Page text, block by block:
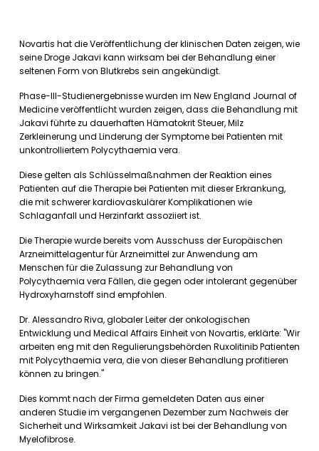
Novartis hat die Veröffentlichung der klinischen Daten zeigen, wie
seine Droge Jakavi kann wirksam bei der Behandlung einer
seltenen Form von Blutkrebs sein angekündigt.
Phase-III-Studienergebnisse wurden im New England Journal of
Medicine veröffentlicht wurden zeigen, dass die Behandlung mit
Jakavi führte zu dauerhaften Hämatokrit Steuer, Milz
Zerkleinerung und Linderung der Symptome bei Patienten mit
unkontrolliertem Polycythaemia vera.
Diese gelten als Schlüsselmaßnahmen der Reaktion eines
Patienten auf die Therapie bei Patienten mit dieser Erkrankung,
die mit schwerer kardiovaskulärer Komplikationen wie
Schlaganfall und Herzinfarkt assoziiert ist.
Die Therapie wurde bereits vom Ausschuss der Europäischen
Arzneimittelagentur für Arzneimittel zur Anwendung am
Menschen für die Zulassung zur Behandlung von
Polycythaemia vera Fällen, die gegen oder intolerant gegenüber
Hydroxyharnstoff sind empfohlen.
Dr. Alessandro Riva, globaler Leiter der onkologischen
Entwicklung und Medical Affairs Einheit von Novartis, erklärte: "Wir
arbeiten eng mit den Regulierungsbehörden Ruxolitinib Patienten
mit Polycythaemia vera, die von dieser Behandlung profitieren
können zu bringen."
Dies kommt nach der Firma gemeldeten Daten aus einer
anderen Studie im vergangenen Dezember zum Nachweis der
Sicherheit und Wirksamkeit Jakavi ist bei der Behandlung von
Myelofibrose.